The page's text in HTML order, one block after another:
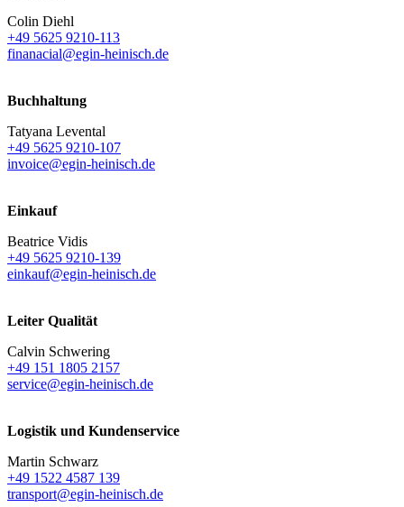
Colin Diehl
+49 5625 9210-113
finanacial@egin-heinisch.de
Buchhaltung
Tatyana Levental
+49 5625 9210-107
invoice@egin-heinisch.de
Einkauf
Beatrice Vidis
+49 5625 9210-139
einkauf@egin-heinisch.de
Leiter Qualität
Calvin Schwering
+49 151 1805 2157
service@egin-heinisch.de
Logistik und Kundenservice
Martin Schwarz
+49 1522 4587 139
transport@egin-heinisch.de